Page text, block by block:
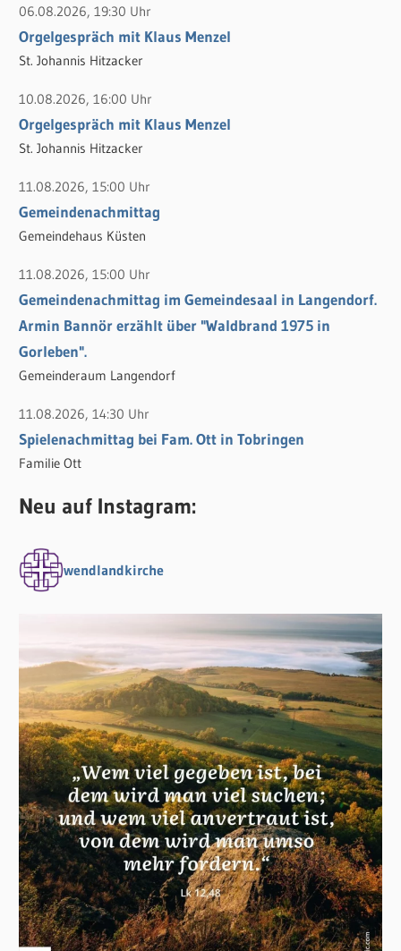
n
n
a
c
h
:
06.08.2026, 19:30 Uhr
Orgelgespräch mit Klaus Menzel
St. Johannis Hitzacker
10.08.2026, 16:00 Uhr
Orgelgespräch mit Klaus Menzel
St. Johannis Hitzacker
11.08.2026, 15:00 Uhr
Gemeindenachmittag
Gemeindehaus Küsten
11.08.2026, 15:00 Uhr
Gemeindenachmittag im Gemeindesaal in Langendorf.
Armin Bannör erzählt über "Waldbrand 1975 in
Gorleben".
Gemeinderaum Langendorf
11.08.2026, 14:30 Uhr
Spielenachmittag bei Fam. Ott in Tobringen
Familie Ott
Neu auf Instagram:
wendlandkirche